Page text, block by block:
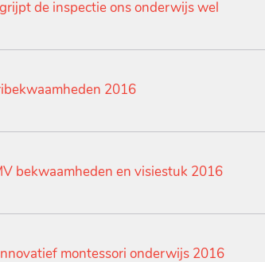
de inspectie ons onderwijs wel
2016
bekwaamheden en visiestuk 2016
montessori onderwijs 2016